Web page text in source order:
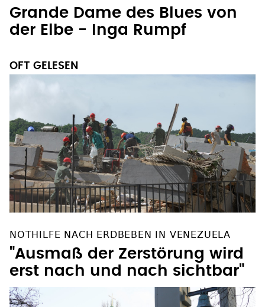
Grande Dame des Blues von
der Elbe - Inga Rumpf
OFT GELESEN
NOTHILFE NACH ERDBEBEN IN VENEZUELA
"Ausmaß der Zerstörung wird
erst nach und nach sichtbar"